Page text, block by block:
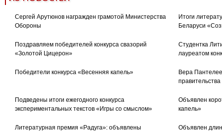
Сергей Арутюнов награжден грамотой Министерства
Обороны
Итоги
Беларуси
Поздравляем победителей конкурса свазорий
«Золотой Цицерон»
Студентка
лауреатом
Победители конкурса «Весенняя капель»
Вера
Подведены итоги ежегодного конкурса
экспериментальных текстов «Игры со смыслом»
Объявлен
капель»
Литературная премия «Радуга»: объявлены
Объявлен